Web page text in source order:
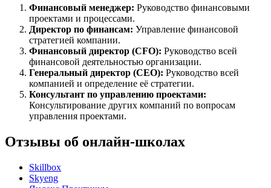
Финансовый менеджер: Руководство финансовыми
проектами и процессами.
Директор по финансам: Управление финансовой
стратегией компании.
Финансовый директор (CFO): Руководство всей
финансовой деятельностью организации.
Генеральный директор (CEO): Руководство всей
компанией и определение её стратегии.
Консультант по управлению проектами:
Консультирование других компаний по вопросам
управления проектами.
Отзывы об онлайн-школах
Skillbox
Skyeng